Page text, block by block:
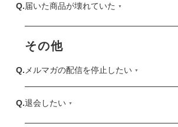
届いた商品が壊れていた
その他
メルマガの配信を停止したい
退会したい